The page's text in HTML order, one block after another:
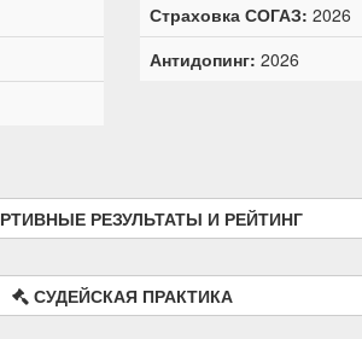
Страховка СОГАЗ: 2026
Антидопинг: 2026
РЕЗУЛЬТАТЫ И РЕЙТИНГ
СУДЕЙСКАЯ ПРАКТИКА